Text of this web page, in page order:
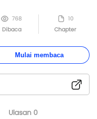
768
Dibaca
10
Chapter
Mulai membaca
Ulasan 0